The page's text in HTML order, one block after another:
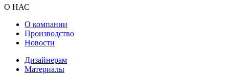
О НАС
О компании
Производство
Новости
Дизайнерам
Материалы